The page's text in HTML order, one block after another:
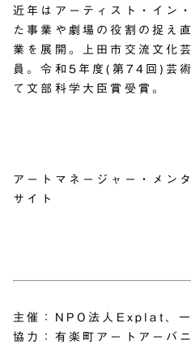
近年はアーティスト・イン
た事業や劇場の役割の捉え
業を展開。上田市交流文化
員。令和5年度(第74回)芸
て文部科学大臣賞受賞。
アートマネージャー・メン
サイト
主催：NPO法人Explat、一
協力：有楽町アートアーバ